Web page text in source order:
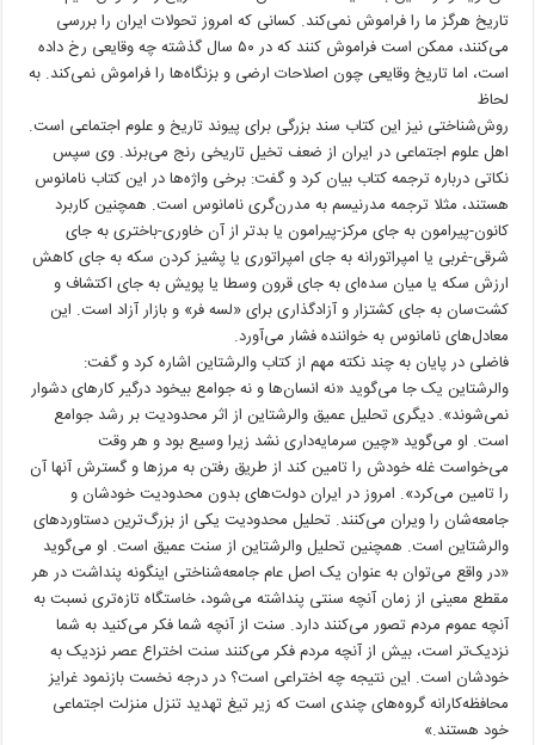
تاریخ هرگز ما را فراموش نمی‌کند. کسانی که امروز تحولات ایران را بررسی
می‌کنند، ممکن است فراموش کنند که در ۵٠ سال گذشته چه وقایعی رخ داده
است، اما تاریخ وقایعی چون اصلاحات ارضی و بزنگاه‌ها را فراموش نمی‌کند. به
لحاظ
روش‌شناختی نیز این کتاب سند بزرگی برای پیوند تاریخ و علوم اجتماعی است.
اهل علوم اجتماعی در ایران از ضعف تخیل تاریخی رنج می‌برند. وی سپس
نکاتی درباره ترجمه کتاب بیان کرد و گفت: برخی واژه‌ها در این کتاب نامانوس
هستند، مثلا ترجمه مدرنیسم به مدرن‌گری نامانوس است. همچنین کاربرد
کانون-پیرامون به جای مرکز-پیرامون یا بدتر از آن خاوری-باختری به جای
شرقی-غربی یا امپراتورانه به جای امپراتوری یا پشیز کردن سکه به جای کاهش
ارزش سکه یا میان سده‌ای به جای قرون وسطا یا پویش به جای اکتشاف و
کشت‌سان به جای کشتزار و آزادگذاری برای «لسه فر» و بازار آزاد است. این
معادل‌های نامانوس به خواننده فشار می‌آورد.
فاضلی در پایان به چند نکته مهم از کتاب والرشتاین اشاره کرد و گفت:
والرشتاین یک جا می‌گوید «نه انسان‌ها و نه جوامع بیخود درگیر کارهای دشوار
نمی‌شوند». دیگری تحلیل عمیق والرشتاین از اثر محدودیت بر رشد جوامع
است. او می‌گوید «چین سرمایه‌داری نشد زیرا وسیع بود و هر وقت
می‌خواست غله خودش را تامین کند از طریق رفتن به مرزها و گسترش آنها آن
را تامین می‌کرد». امروز در ایران دولت‌های بدون محدودیت خودشان و
جامعه‌شان را ویران می‌کنند. تحلیل محدودیت یکی از بزرگ‌ترین دستاوردهای
والرشتاین است. همچنین تحلیل والرشتاین از سنت عمیق است. او می‌گوید
«در واقع می‌توان به عنوان یک اصل عام جامعه‌شناختی اینگونه پنداشت در هر
مقطع معینی از زمان آنچه سنتی پنداشته می‌شود، خاستگاه تازه‌تری نسبت به
آنچه عموم مردم تصور می‌کنند دارد. سنت از آنچه شما فکر می‌کنید به شما
نزدیک‌تر است، بیش از آنچه مردم فکر می‌کنند سنت اختراع عصر نزدیک به
خودشان است. این نتیجه چه اختراعی است؟ در درجه نخست بازنمود غرایز
محافظه‌کارانه گروه‌های چندی است که زیر تیغ تهدید تنزل منزلت اجتماعی
خود هستند.»